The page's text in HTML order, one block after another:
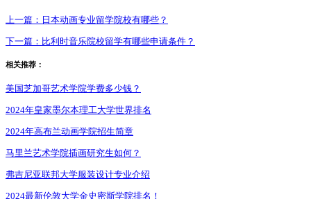
上一篇： 日本动画专业留学院校有哪些？
下一篇： 比利时音乐院校留学有哪些申请条件？
相关推荐：
美国芝加哥艺术学院学费多少钱？
2024年皇家墨尔本理工大学世界排名
2024年高布兰动画学院招生简章
马里兰艺术学院插画研究生如何？
弗吉尼亚联邦大学服装设计专业介绍
2024最新伦敦大学金史密斯学院排名！